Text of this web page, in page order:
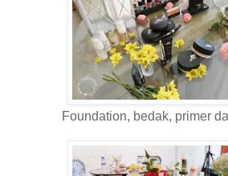
Foundation, bedak, primer